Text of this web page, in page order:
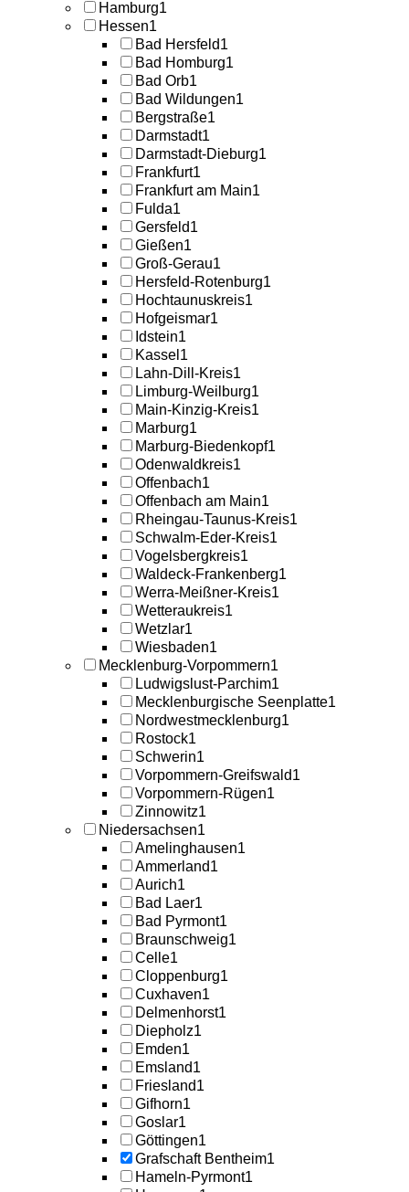
Hamburg1
Hessen1
Bad Hersfeld1
Bad Homburg1
Bad Orb1
Bad Wildungen1
Bergstraße1
Darmstadt1
Darmstadt-Dieburg1
Frankfurt1
Frankfurt am Main1
Fulda1
Gersfeld1
Gießen1
Groß-Gerau1
Hersfeld-Rotenburg1
Hochtaunuskreis1
Hofgeismar1
Idstein1
Kassel 1
Lahn-Dill-Kreis1
Limburg-Weilburg1
Main-Kinzig-Kreis1
Marburg1
Marburg-Biedenkopf1
Odenwaldkreis1
Offenbach1
Offenbach am Main1
Rheingau-Taunus-Kreis1
Schwalm-Eder-Kreis1
Vogelsbergkreis1
Waldeck-Frankenberg1
Werra-Meißner-Kreis1
Wetteraukreis1
Wetzlar1
Wiesbaden1
Mecklenburg-Vorpommern1
Ludwigslust-Parchim1
Mecklenburgische Seenplatte1
Nordwestmecklenburg1
Rostock1
Schwerin1
Vorpommern-Greifswald1
Vorpommern-Rügen1
Zinnowitz1
Niedersachsen1
Amelinghausen1
Ammerland1
Aurich1
Bad Laer1
Bad Pyrmont1
Braunschweig1
Celle1
Cloppenburg1
Cuxhaven1
Delmenhorst1
Diepholz1
Emden1
Emsland1
Friesland1
Gifhorn1
Goslar1
Göttingen1
Grafschaft Bentheim1
Hameln-Pyrmont1